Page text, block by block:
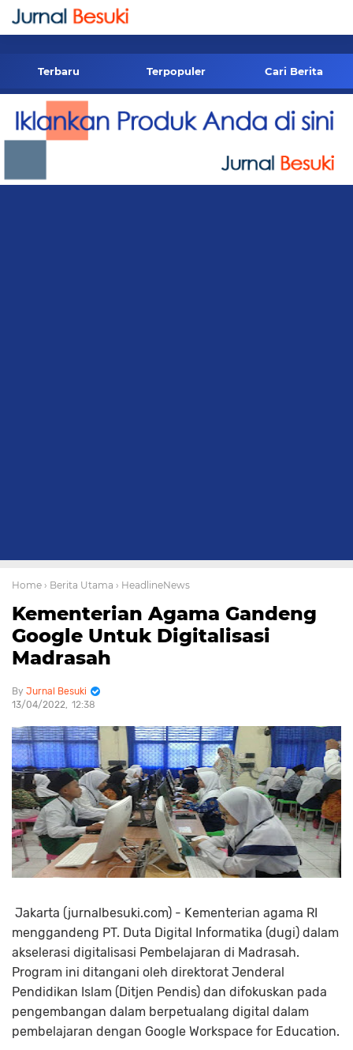
-->
Terbaru Terpopuler Cari Berita
Home › Berita Utama › HeadlineNews
Kementerian Agama Gandeng
Google Untuk Digitalisasi
Madrasah
Jurnal Besuki
13/04/2022 12:38
Jakarta (jurnalbesuki.com) - Kementerian agama RI
menggandeng PT. Duta Digital Informatika (dugi) dalam
akselerasi digitalisasi Pembelajaran di Madrasah.
Program ini ditangani oleh direktorat Jenderal
Pendidikan Islam (Ditjen Pendis) dan difokuskan pada
pengembangan dalam berpetualang digital dalam
pembelajaran dengan Google Workspace for Education.